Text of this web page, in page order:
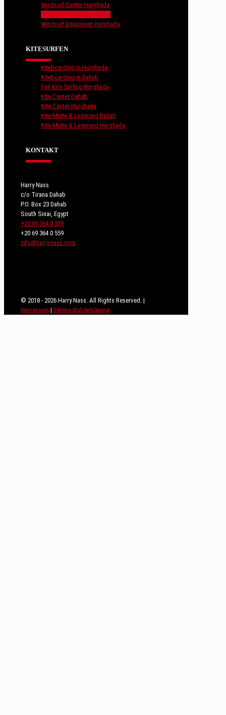
Windsurf Center Hurghada
Windsurf Equipment Hurghada
KITESURFEN
Kiteboarding in Hurghada
Kiteboarding in Dahab
Foil Kite Surfing Hurghada
Kite Center Dahab
Kite Center Hurghada
Kite Miete & Lagerung Dahab
Kite Miete & Lagerung Hurghada
KONTAKT
Harry Nass
c/o Tirana Dahab
P.O. Box 23 Dahab
South Sinai, Egypt
+20 69 364 0 559
+20 69 364 0 559
info@harry-nass.com
© 2018 - 2026 Harry Nass. All Rights Reserved. |
Impressum | Datenschutzerklärung